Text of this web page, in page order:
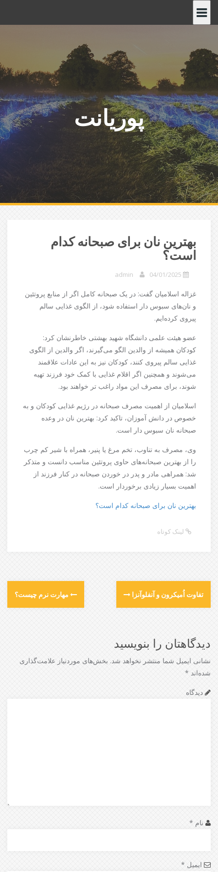
ه
م
ح
و
ا
پوریانت
بهترین نان برای صبحانه کدام
است؟
04/01/2025
admin
غزاله اسلامیان گفت: در یک صبحانه کامل اگر از منابع پروتئین
و نان‌های سبوس دار استفاده شود، از الگوی غذایی سالم
پیروی کرده‌ایم.
عضو هیئت علمی دانشگاه شهید بهشتی خاطرنشان کرد:
کودکان همیشه از والدین الگو می‌گیرند، اگر والدین از الگوی
غذایی سالم پیروی کنند، کودکان نیز به این عادات علاقمند
می‌شوند و همچنین اگر اقلام غذایی با کمک خود فرزند تهیه
شوند، برای مصرف این مواد راغب تر خواهند بود.
اسلامیان از اهمیت مصرف صبحانه در رژیم غذایی کودکان و به
خصوص در دانش آموزان، تاکید کرد: بهترین نان در وعده
صبحانه نان سبوس دار است.
وی، مصرف به تناوب، تخم مرغ یا پنیر، همراه با شیر کم چرب
را از بهترین صبحانه‌های حاوی پروتئین مناسب دانست و متذکر
شد: همراهی مادر و پدر در خوردن صبحانه در کنار فرزند از
اهمیت بسیار زیادی برخوردار است.
بهترین نان برای صبحانه کدام است؟
لینک کوتاه
مهارت نرم چیست؟ تفاوت اُمیکرون و آنفلوآنزا
دیدگاهتان را بنویسید
نشانی ایمیل شما منتشر نخواهد شد. بخش‌های موردنیاز علامت‌گذاری
شده‌اند *
دیدگاه
نام *
ایمیل *